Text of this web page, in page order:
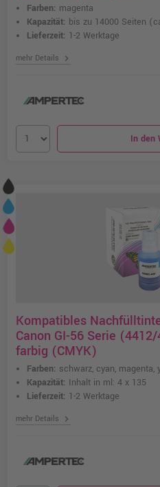
Farben: magenta
Kapazität: bis zu 14000 Seiten
Lieferzeit: 1-2 Werktage
mehr Details chevron_right
In den
Kompatibles
Canon GI-56 Serie
farbig (CMYK)
Farben: schwarz, cyan, magenta,
Kapazität: Inhalt in ml: 4 x 135
Lieferzeit: 1-2 Werktage
mehr Details chevron_right